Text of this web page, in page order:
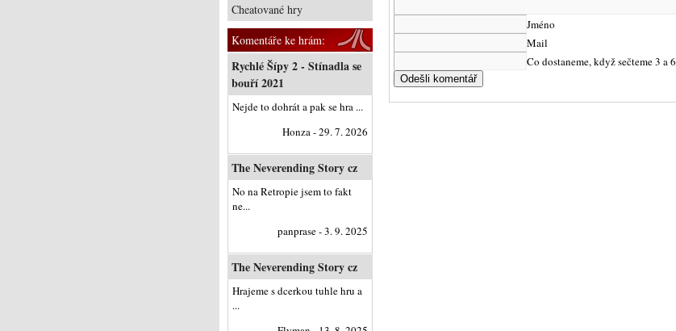
Jméno
Mail
Co dostaneme, když sečteme 3 a 6
Cheatované hry
Komentáře ke hrám:
Rychlé Šípy 2 - Stínadla se
bouří 2021
Nejde to dohrát a pak se hra ...
Honza - 29. 7. 2026
The Neverending Story cz
No na Retropie jsem to fakt
ne...
panprase - 3. 9. 2025
The Neverending Story cz
Hrajeme s dcerkou tuhle hru a
...